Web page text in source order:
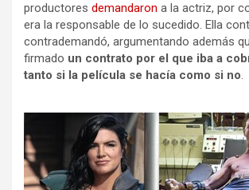
productores demandaron a la actriz, por
era la responsable de lo sucedido. Ella
contrademandó, argumentando además
firmado un contrato por el que iba a
tanto si la película se hacía como si no.